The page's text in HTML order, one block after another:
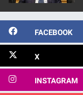
FACEBOOK
X
INSTAGRAM